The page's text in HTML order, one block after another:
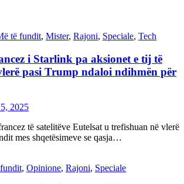
të fundit, Mister, Rajoni, Speciale, Tech
i Starlink pa aksionet e tij të
pasi Trump ndaloi ndihmën për
2025
të satelitëve Eutelsat u trefishuan në vlerë
mes shqetësimeve se qasja…
, Opinione, Rajoni, Speciale